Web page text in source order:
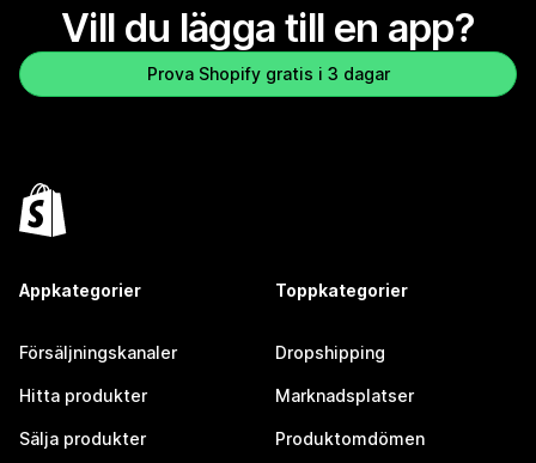
Vill du lägga till en app?
Prova Shopify gratis i 3 dagar
Appkategorier
Försäljningskanaler
Hitta produkter
Sälja produkter
Toppkategorier
Dropshipping
Marknadsplatser
Produktomdömen